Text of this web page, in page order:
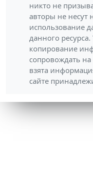
никто не
авторы не несут
использование
данного
копирование
сопровождать на
взята
сайте